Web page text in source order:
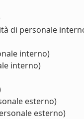
di personale
interno)
interno)
esterno)
esterno)